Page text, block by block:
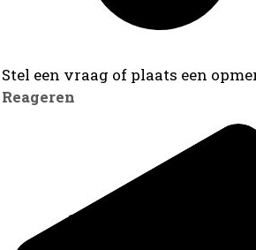
Stel een vraag of plaats een
Reageren